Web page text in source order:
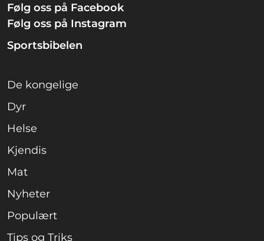
Følg oss på Facebook
Følg oss på Instagram
Sportsbibelen
De kongelige
Dyr
Helse
Kjendis
Mat
Nyheter
Populært
Tips og Triks